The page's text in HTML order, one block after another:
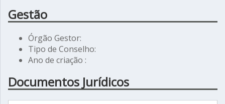
Gestão
Órgão Gestor:
Tipo de Conselho:
Ano de criação :
Documentos Jurídicos